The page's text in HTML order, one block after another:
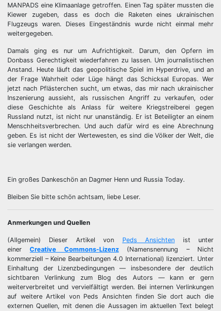
MANPADS eine Klimaanlage getroffen. Einen Tag später mussten die
Kiewer zugeben, dass es doch die Raketen eines ukrainischen
Flugzeugs waren. Dieses Eingeständnis wurde nicht einmal mehr
weitergegeben.
Damals ging es nur um Aufrichtigkeit. Darum, den Opfern im
Donbass Gerechtigkeit wiederfahren zu lassen. Um journalistischen
Anstand. Heute läuft das geopolitische Spiel im Hyperdrive, und an
der Frage Wahrheit oder Lüge hängt das Schicksal Europas. Wer
jetzt nach Pflästerchen sucht, um etwas, das mir nach ukrainischer
Inszenierung aussieht, als russischen Angriff zu verkaufen, oder
diese Geschichte als Anlass für weitere Kriegstreiberei gegen
Russland nutzt, ist nicht nur unanständig. Er ist Beteiligter an einem
Menschheitsverbrechen. Und auch dafür wird es eine Abrechnung
geben. Es ist nicht der Wertewesten, es sind die Völker der Welt, die
sie verlangen werden.
Ein großes Dankeschön an Dagmer Henn und Russia Today.
Bleiben Sie bitte schön achtsam, liebe Leser.
Anmerkungen und Quellen
(Allgemein) Dieser Artikel von Peds Ansichten ist unter
einerCreative Commons-Lizenz(Namensnennung – Nicht
kommerziell – Keine Bearbeitungen 4.0 International) lizenziert. Unter
Einhaltung der Lizenzbedingungen — insbesondere der deutlich
sichtbaren Verlinkung zum Blog des Autors — kann er gern
weiterverbreitet und vervielfältigt werden. Bei internen Verlinkungen
auf weitere Artikel von Peds Ansichten finden Sie dort auch die
externen Quellen, mit denen die Aussagen im aktuellen Text belegt